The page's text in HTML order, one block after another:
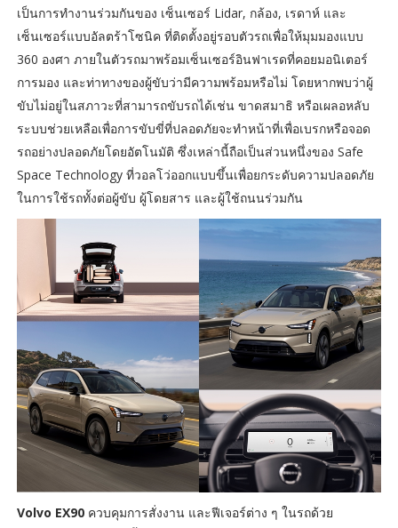
เป็นการทำงานร่วมกันของ เซ็นเซอร์ Lidar, กล้อง, เรดาห์ และ
เซ็นเซอร์แบบอัลตร้าโซนิค ที่ติดตั้งอยู่รอบตัวรถเพื่อให้มุมมองแบบ
360 องศา ภายในตัวรถมาพร้อมเซ็นเซอร์อินฟาเรดที่คอยมอนิเตอร์
การมอง และท่าทางของผู้ขับว่ามีความพร้อมหรือไม่ โดยหากพบว่าผู้
ขับไม่อยู่ในสภาวะที่สามารถขับรถได้เช่น ขาดสมาธิ หรือเผลอหลับ
ระบบช่วยเหลือเพื่อการขับขี่ที่ปลอดภัยจะทำหน้าที่เพื่อเบรกหรือจอด
รถอย่างปลอดภัยโดยอัตโนมัติ ซึ่งเหล่านี้ถือเป็นส่วนหนึ่งของ Safe
Space Technology ที่วอลโว่ออกแบบขึ้นเพื่อยกระดับความปลอดภัย
ในการใช้รถทั้งต่อผู้ขับ ผู้โดยสาร และผู้ใช้ถนนร่วมกัน
Volvo EX90ควบคุมการสั่งงาน และฟีเจอร์ต่าง ๆ ในรถด้วย